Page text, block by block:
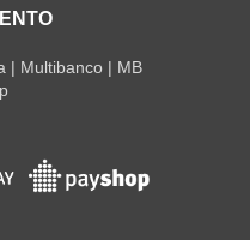
| Multibanco | MB